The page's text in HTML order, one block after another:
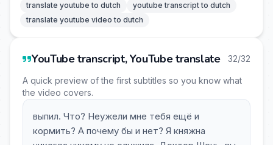
translate youtube to dutch
youtube transcript to dutch
translate youtube video to dutch
YouTube transcript, YouTube translate 32/32
A quick preview of the first subtitles so you know what
the video covers.
выпил. Что? Неужели мне тебя ещё и
кормить? А почему бы и нет? Я княжна